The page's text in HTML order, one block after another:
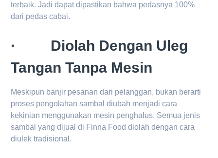
terbaik. Jadi dapat dipastikan bahwa pedasnya 100%
dari pedas cabai.
· Diolah Dengan Uleg
Tangan Tanpa Mesin
Meskipun banjir pesanan dari pelanggan, bukan berarti
proses pengolahan sambal diubah menjadi cara
kekinian menggunakan mesin penghalus. Semua jenis
sambal yang dijual di Finna Food diolah dengan cara
diulek tradisional.